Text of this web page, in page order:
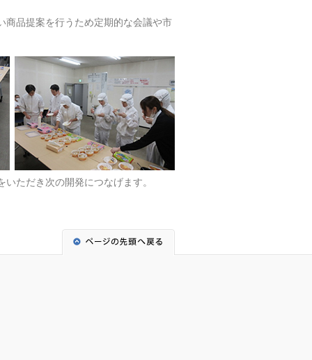
商品提案を行うため定期的な会議や市
ただき次の開発につなげます。